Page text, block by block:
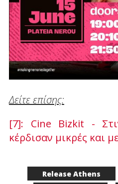
Δείτε επίσης:
[7]: Cine Bizkit -
κέρδισαν μικρές και
Release Athens